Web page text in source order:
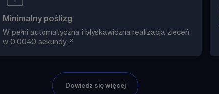
Minimalny poślizg
W pełni automatyczna i błyskawiczna realizacja zleceń
w 0,0040 sekundy .³
Dowiedz się więcej